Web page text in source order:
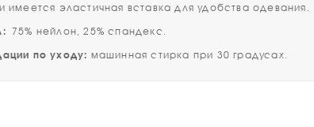
имеется эластичная вставка для удобства одевания.
75% нейлон, 25% спандекс.
по уходу: машинная стирка при 30 градусах.